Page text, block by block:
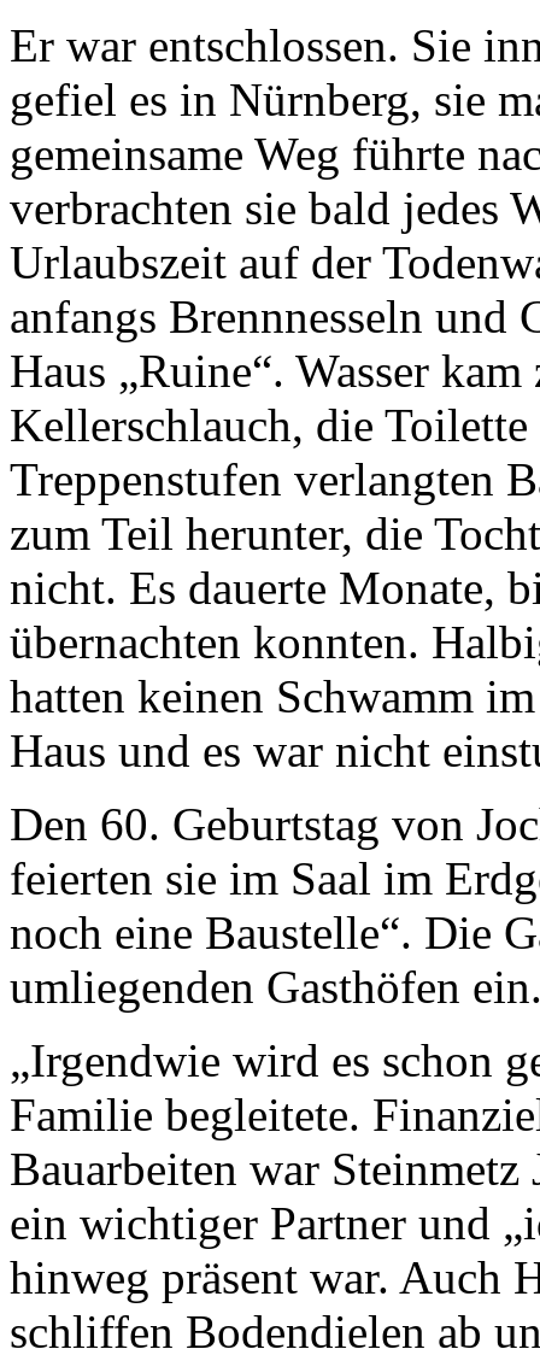
Er war entschlossen. Sie
gefiel es in Nürnberg, sie
gemeinsame Weg führte
verbrachten sie bald jedes
Urlaubszeit auf der
anfangs Brennnesseln und
Haus „Ruine“. Wasser
Kellerschlauch, die Toilette
Treppenstufen verlangten
zum Teil herunter, die
nicht. Es dauerte Monate,
übernachten konnten.
hatten keinen Schwamm
Haus und es war nicht
Den 60. Geburtstag von
feierten sie im Saal im
noch eine Baustelle“. Die
umliegenden Gasthöfen
„Irgendwie wird es schon
Familie begleitete.
Bauarbeiten war
ein wichtiger Partner und
hinweg präsent war. Auch
schliffen Bodendielen ab